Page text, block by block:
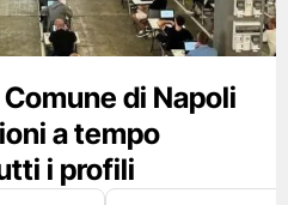
di Napoli
a tempo
i profili